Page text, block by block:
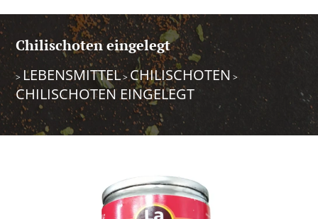
Chilischoten eingelegt
> LEBENSMITTEL>CHILISCHOTEN >
CHILISCHOTEN EINGELEGT